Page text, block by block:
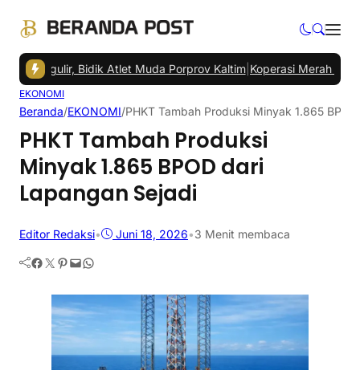
Bidik Atlet Muda Porprov Kaltim|Koperasi Merah Putih
EKONOMI
Beranda/EKONOMI/PHKT Tambah Produksi Minyak 1.865
PHKT Tambah Produksi
Minyak 1.865 BPOD dari
Lapangan Sejadi
Editor Redaksi• Juni 18, 2026•3 Menit membaca
Facebook Twitter Pinterest Mail WhatsApp